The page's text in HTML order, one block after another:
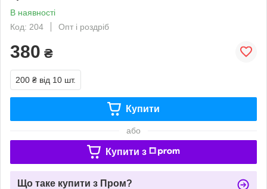
В наявності
Код: 204
Опт і роздріб
380 ₴
200 ₴ від 10 шт.
Купити
або
Купити з
Що таке купити з Пром?